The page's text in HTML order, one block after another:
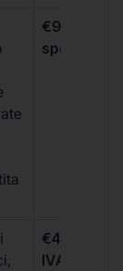
€99 + IVA
spese
€499 +
IVA/